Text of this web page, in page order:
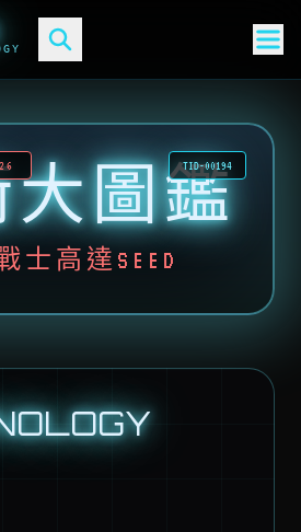
TID-00194
大圖鑑
士高達SEED